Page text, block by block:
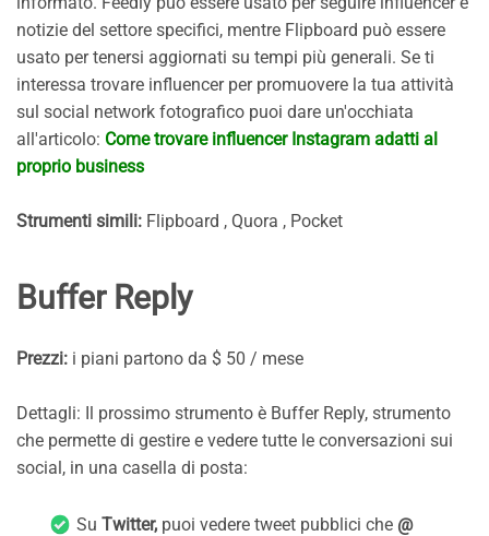
notizie del settore specifici, mentre Flipboard può essere
usato per tenersi aggiornati su tempi più generali. Se ti
interessa trovare influencer per promuovere la tua attività
sul social network fotografico puoi dare un'occhiata
all'articolo: Come trovare influencer Instagram adatti al
proprio business
Strumenti simili: Flipboard , Quora , Pocket
Buffer Reply
Prezzi: i piani partono da $ 50 / mese
Dettagli: Il prossimo strumento è Buffer Reply, strumento
che permette di gestire e vedere tutte le conversazioni sui
social, in una casella di posta:
Su Twitter, puoi vedere tweet pubblici che @